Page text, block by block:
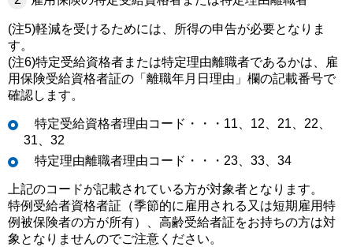
(注5)軽減を受けるためには、所得の申告が必要となりま
す。
(注6)特定受給資格者または特定理由離職者であるかは、雇
用保険受給資格者証の「離職年月日理由」欄の記載番号で
確認します。
特定受給資格者理由コード・・・11、12、21、22、
31、32
特定理由離職者理由コード・・・23、33、34
上記のコードが記載されている方が対象者となります。
特例受給者資格者証（季節的に雇用される又は短期雇用特
例被保険者の方が所有）、高齢受給者証をお持ちの方は対
象となりませんのでご注意ください。